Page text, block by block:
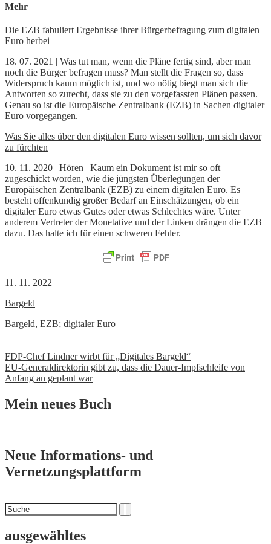
Mehr
Die EZB fabuliert Ergebnisse ihrer Bürgerbefragung zum digitalen
Euro herbei
18. 07. 2021 | Was tut man, wenn die Pläne fertig sind, aber man
noch die Bürger befragen muss? Man stellt die Fragen so, dass
Widerspruch kaum möglich ist, und wo nötig biegt man sich die
Antworten so zurecht, dass sie zu den vorgefassten Plänen passen.
Genau so ist die Europäische Zentralbank (EZB) in Sachen digitaler
Euro vorgegangen.
Was Sie alles über den digitalen Euro wissen sollten, um sich davor
zu fürchten
10. 11. 2020 | Hören | Kaum ein Dokument ist mir so oft
zugeschickt worden, wie die jüngsten Überlegungen der
Europäischen Zentralbank (EZB) zu einem digitalen Euro. Es
besteht offenkundig großer Bedarf an Einschätzungen, ob ein
digitaler Euro etwas Gutes oder etwas Schlechtes wäre. Unter
anderem Vertreter der Monetative und der Linken drängen die EZB
dazu. Das halte ich für einen schweren Fehler.
11. 11. 2022
Bargeld
Bargeld, EZB; digitaler Euro
Beitrags-
Navigation
FDP-Chef Lindner wirbt für „Digitales Bargeld“
EU-Generaldirektorin gibt zu, dass die Dauer-Impfschleife von
Anfang an geplant war
Mein neues Buch
Neue Informations- und
Vernetzungsplattform
Suchen
nach
ausgewähltes